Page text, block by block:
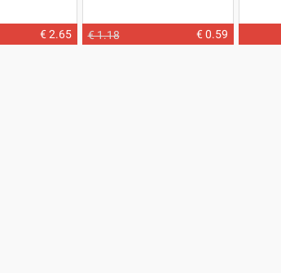
AZZURRO
-ROSA (
€ 2.65 € 1.18 € 0.59